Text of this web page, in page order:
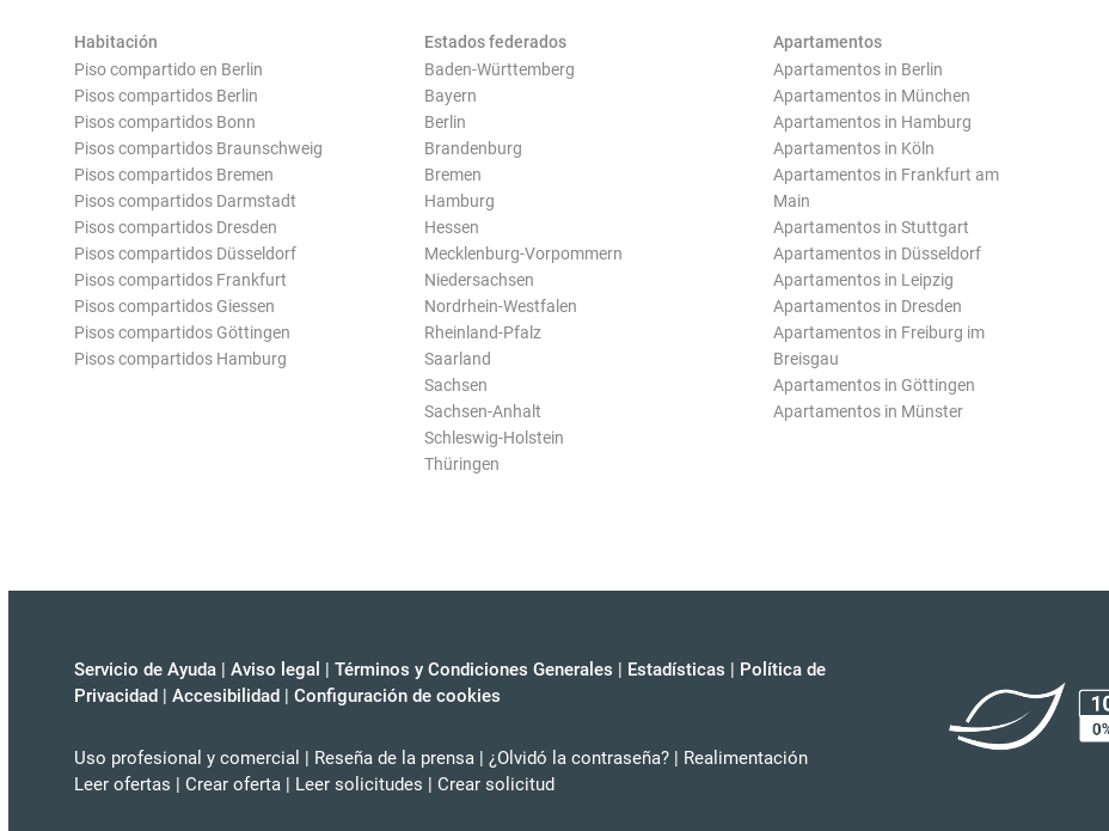
Habitación
Piso compartido en Berlin
Pisos compartidos Berlin
Pisos compartidos Bonn
Pisos compartidos Braunschweig
Pisos compartidos Bremen
Pisos compartidos Darmstadt
Pisos compartidos Dresden
Pisos compartidos Düsseldorf
Pisos compartidos Frankfurt
Pisos compartidos Giessen
Pisos compartidos Göttingen
Pisos compartidos Hamburg
Estados federados
Baden-Württemberg
Bayern
Berlin
Brandenburg
Bremen
Hamburg
Hessen
Mecklenburg-Vorpommern
Niedersachsen
Nordrhein-Westfalen
Rheinland-Pfalz
Saarland
Sachsen
Sachsen-Anhalt
Schleswig-Holstein
Thüringen
Apartamentos
Apartamentos in Berlin
Apartamentos in München
Apartamentos in Hamburg
Apartamentos in Köln
Apartamentos in Frankfurt am
Main
Apartamentos in Stuttgart
Apartamentos in Düsseldorf
Apartamentos in Leipzig
Apartamentos in Dresden
Apartamentos in Freiburg im
Breisgau
Apartamentos in Göttingen
Apartamentos in Münster
Servicio de Ayuda | Aviso legal | Términos y Condiciones Generales | Estadísticas | Política de
Privacidad | Accesibilidad | Configuración de cookies
Uso profesional y comercial | Reseña de la prensa | ¿Olvidó la contraseña? | Realimentación
Leer ofertas | Crear oferta | Leer solicitudes | Crear solicitud